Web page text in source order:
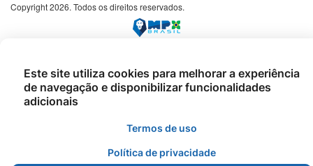
Copyright 2026. Todos os direitos reservados.
Este site utiliza cookies para melhorar a experiência
de navegação e disponibilizar funcionalidades
adicionais
Termos de uso
Política de privacidade